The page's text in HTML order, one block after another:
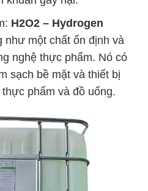
H2O2 – Hydrogen
một chất ổn định và
nghệ thực phẩm. Nó có
sạch bề mặt và thiết bị
phẩm và đồ uống.